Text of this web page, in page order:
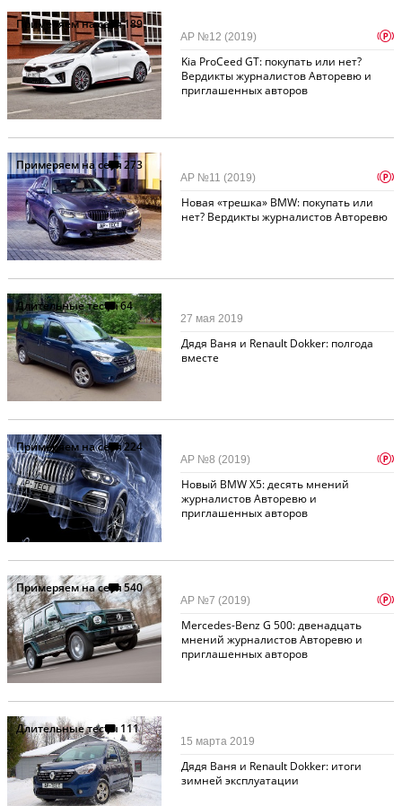
Примеряем на себя189
Kia ProCeed GT: покупать или нет?
Вердикты журналистов Авторевю и
приглашенных авторов
АР №12 (2019) p
Примеряем на себя273
Новая «трешка» BMW: покупать или
нет? Вердикты журналистов Авторевю
АР №11 (2019) p
Длительные тесты64
Дядя Ваня и Renault Dokker: полгода
вместе
27 мая 2019
Примеряем на себя224
Новый BMW X5: десять мнений
журналистов Авторевю и
приглашенных авторов
АР №8 (2019) p
Примеряем на себя540
Mercedes-Benz G 500: двенадцать
мнений журналистов Авторевю и
приглашенных авторов
АР №7 (2019) p
Длительные тесты 111
Дядя Ваня и Renault Dokker: итоги
зимней эксплуатации
15 марта 2019